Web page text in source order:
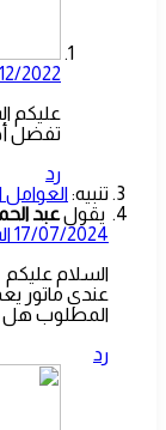
12/12/2022
عليكم
تفضل
رد
تنبيه:
يقولعبد
17/07/2024 الساعة 4:32 م
السلام عليكم
المطلوب هل كيبل 240*4 يكفي
رد